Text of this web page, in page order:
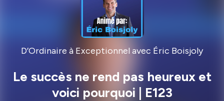
D’Ordinaire à Exceptionnel avec Éric Boisjoly
Le succès ne rend pas heureux et
voici pourquoi | E123